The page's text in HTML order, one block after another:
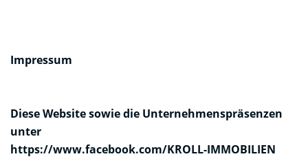
Impressum
Diese Website sowie die Unternehmenspräsenzen
unter
https://www.facebook.com/KROLL-IMMOBILIEN